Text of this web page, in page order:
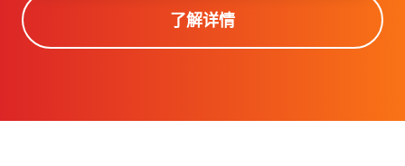
了解详情